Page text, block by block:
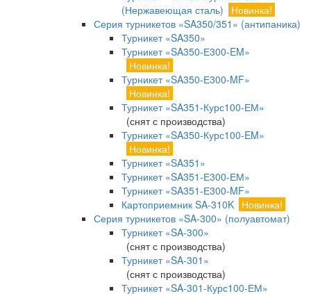
(Нержавеющая сталь)
Новинка!
Серия турникетов «SA350/351» (антипаника)
Турникет «SA350»
Турникет «SA350-Е300-EM»
Новинка!
Турникет «SA350-Е300-MF»
Новинка!
Турникет «SA351-Курс100-ЕМ»
(снят с производства)
Турникет «SA350-Курс100-EM»
Новинка!
Турникет «SA351»
Турникет «SA351-Е300-ЕМ»
Турникет «SA351-Е300-MF»
Картоприемник SA-310K Новинка!
Серия турникетов «SA-300» (полуавтомат)
Турникет «SA-300»
(снят с производства)
Турникет «SA-301»
(снят с производства)
Турникет «SA-301-Курс100-ЕМ»